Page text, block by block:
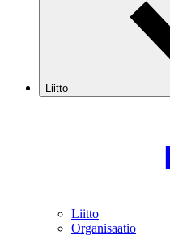
Liitto
Liitto
Organisaatio